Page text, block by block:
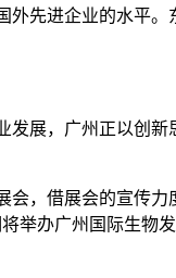
先进企业的水平。
展，广州正以创
，借展会的宣传
举办广州国际生物